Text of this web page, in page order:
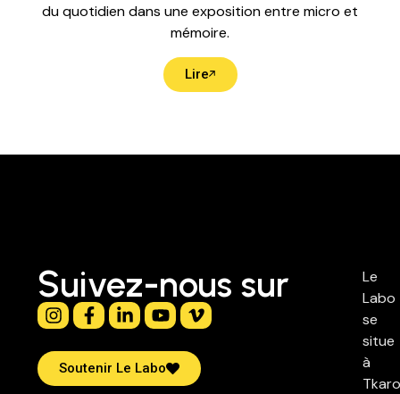
du quotidien dans une exposition entre micro et
mémoire.
Lire
Suivez-nous sur
Soutenir Le Labo
Le
Labo
se
situe
à